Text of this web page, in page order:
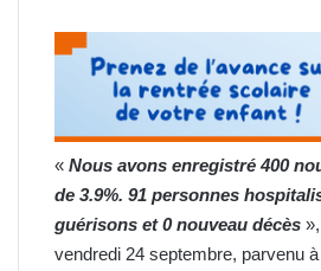
« Nous avons enregistré 400
de 3.9%. 91 personnes
guérisons et0nouveau décès
vendredi 24 septembre, parvenu à